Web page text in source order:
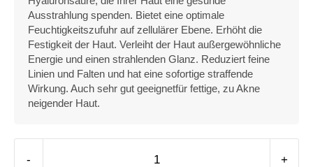
Ausstrahlung spenden. Bietet eine optimale
Feuchtigkeitszufuhr auf zellulärer Ebene. Erhöht die
Festigkeit der Haut. Verleiht der Haut außergewöhnliche
Energie und einen strahlenden Glanz. Reduziert feine
Linien und Falten und hat eine sofortige straffende
Wirkung. Auch sehr gut geeignetfür fettige, zu Akne
neigender Haut.
- +